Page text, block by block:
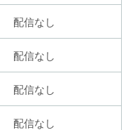
配信なし
配信なし
配信なし
配信なし